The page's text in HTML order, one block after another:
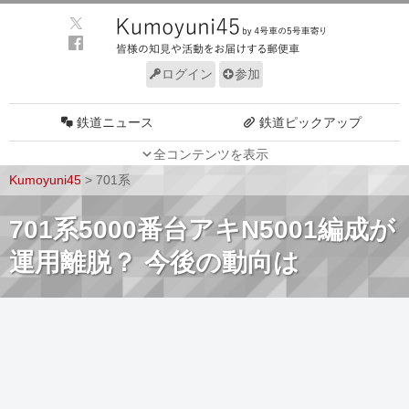
ログイン 参加
全コンテンツを表示
鉄道ニュース 鉄道ピックアップ
車両技術 路線探訪
ルール サイトについて
Kumoyuni45 > 701系
701系5000番台アキN5001編成が
運用離脱？ 今後の動向は